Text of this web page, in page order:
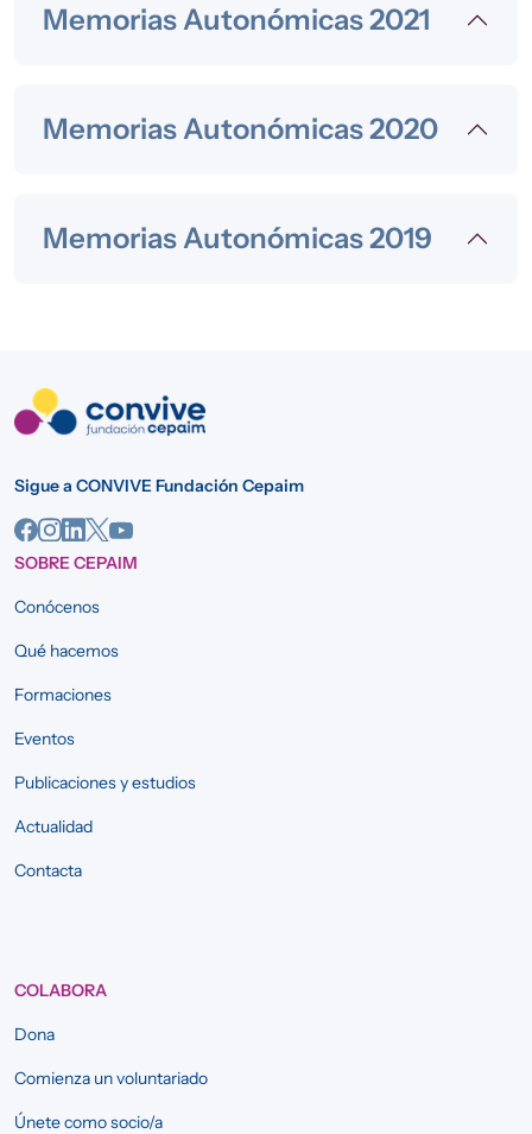
Memorias Autonómicas 2021
Memorias Autonómicas 2020
Memorias Autonómicas 2019
Sigue a CONVIVE Fundación Cepaim
SOBRE CEPAIM
Conócenos
Qué hacemos
Formaciones
Eventos
Publicaciones y estudios
Actualidad
Contacta
COLABORA
Dona
Comienza un voluntariado
Únete como socio/a